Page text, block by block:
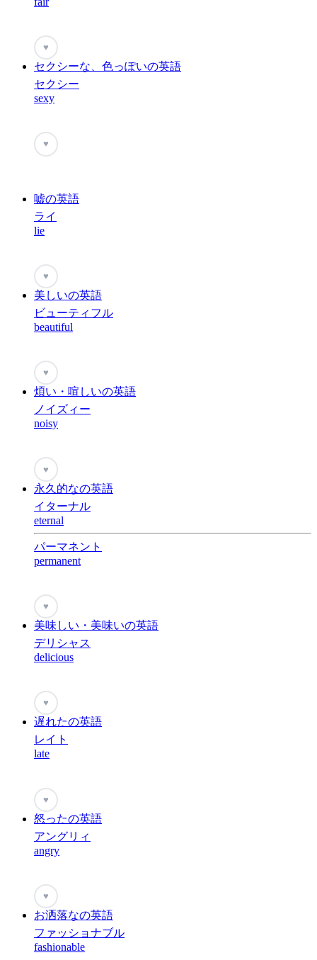
♥
セクシーな、色っぽいの英語
セクシー
sexy
♥
嘘の英語
ライ
lie
♥
美しいの英語
ビューティフル
beautiful
♥
煩い・喧しいの英語
ノイズィー
noisy
♥
永久的なの英語
イターナル
eternal
パーマネント
permanent
♥
美味しい・美味いの英語
デリシャス
delicious
♥
遅れたの英語
レイト
late
♥
怒ったの英語
アングリィ
angry
♥
お洒落なの英語
ファッショナブル
fashionable